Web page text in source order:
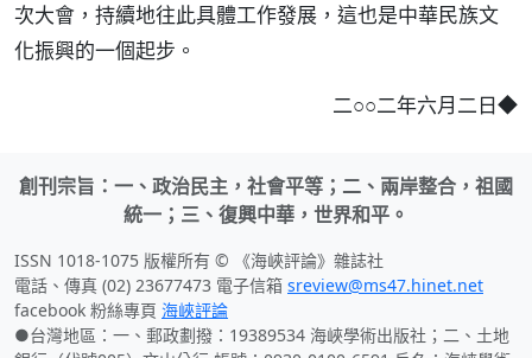
次大會，持續地往此具體工作發展，這也是中華民族文
化振興的一個起步。
二○○二年六月二日◆
創刊宗旨：一、政治民主，社會平等；二、兩岸整合，祖國
統一；三、復興中華，世界和平。
ISSN 1018-1075 版權所有 © 《海峽評論》雜誌社
電話、傳真 (02) 23677473 電子信箱 sreview@ms47.hinet.net
facebook 粉絲專頁 海峽評論
●台灣地區：一、郵政劃撥：19389534 海峽學術出版社；二、土地